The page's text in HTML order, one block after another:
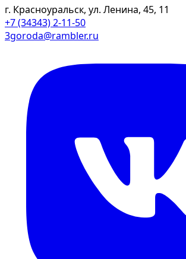
г. Красноуральск, ул. Ленина, 45, 11
+7 (34343) 2-11-50
3goroda@rambler.ru